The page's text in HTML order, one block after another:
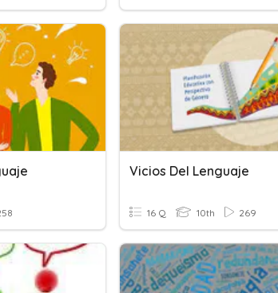
Vicios Del Lenguaje
16 Q 10th 269